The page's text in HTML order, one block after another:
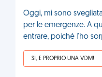
Oggi, mi sono
per le emergenze. A
entrare, poiché l'ho
SÌ, È PROPRIO UNA VDM!